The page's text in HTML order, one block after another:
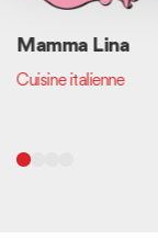
Mamma Lina
Cuisine italienne